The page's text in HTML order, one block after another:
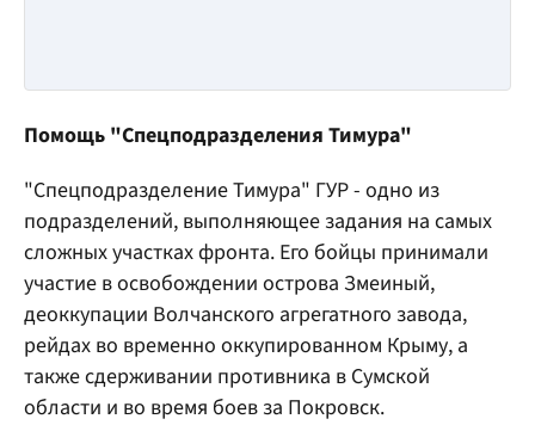
Помощь "Спецподразделения Тимура"
"Спецподразделение Тимура" ГУР - одно из
подразделений, выполняющее задания на самых
сложных участках фронта. Его бойцы принимали
участие в освобождении острова Змеиный,
деоккупации Волчанского агрегатного завода,
рейдах во временно оккупированном Крыму, а
также сдерживании противника в Сумской
области и во время боев за Покровск.